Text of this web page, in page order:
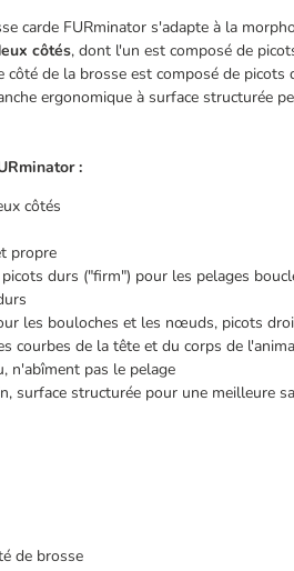
carde FURminator s'adapte à la
côtés, dont l'un est composé de
de la brosse est composé de
ergonomique à surface structurée
:
côtés
propre
durs ("firm") pour les pelages
les bouloches et les nœuds, picots
courbes de la tête et du corps de
n'abîment pas le pelage
surface structurée pour une meilleure
de brosse